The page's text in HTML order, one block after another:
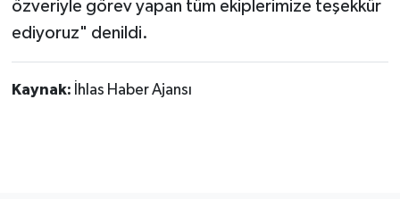
özveriyle görev yapan tüm ekiplerimize teşekkür
ediyoruz" denildi.
Kaynak: İhlas Haber Ajansı